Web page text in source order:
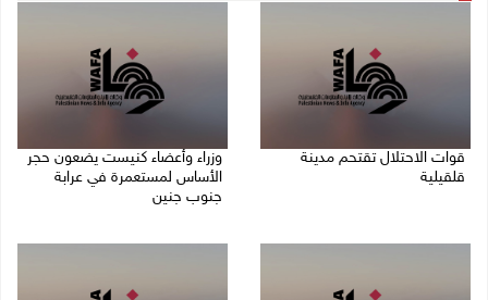
قوات الاحتلال تقتحم مدينة
قلقيلية
وزراء وأعضاء كنيست يضعون حجر
الأساس لمستعمرة في عرابة
جنوب جنين